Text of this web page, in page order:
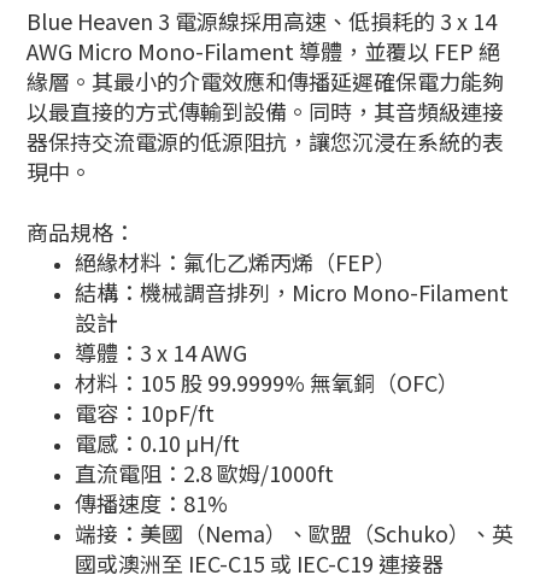
Blue Heaven 3 電源線採用高速、低損耗的 3 x 14
AWG Micro Mono-Filament 導體，並覆以 FEP 絕
緣層。其最小的介電效應和傳播延遲確保電力能夠
以最直接的方式傳輸到設備。同時，其音頻級連接
器保持交流電源的低源阻抗，讓您沉浸在系統的表
現中。
商品規格：
絕緣材料：氟化乙烯丙烯（FEP）
結構：機械調音排列，Micro Mono-Filament
設計
導體：3 x 14 AWG
材料：105 股 99.9999% 無氧銅（OFC）
電容：10pF/ft
電感：0.10 μH/ft
直流電阻：2.8 歐姆/1000ft
傳播速度：81%
端接：美國（Nema）、歐盟（Schuko）、英
國或澳洲至 IEC-C15 或 IEC-C19 連接器